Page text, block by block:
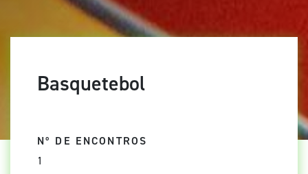
Basquetebol
Nº DE ENCONTROS
1